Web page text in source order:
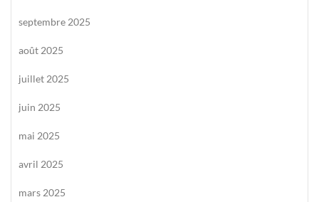
septembre 2025
août 2025
juillet 2025
juin 2025
mai 2025
avril 2025
mars 2025